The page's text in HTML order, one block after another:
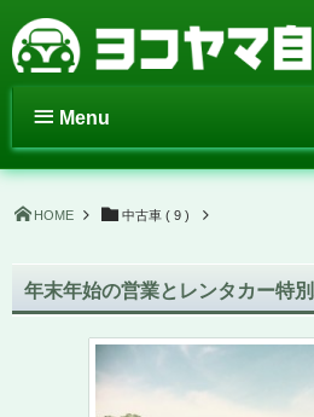
Menu
HOME 中古車 ( 9 )
年末年始の営業とレンタカー特